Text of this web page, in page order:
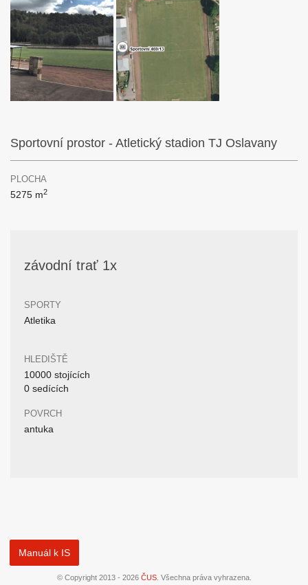
Sportovní prostor - Atletický stadion TJ Oslavany
PLOCHA
5275 m2
závodní trať 1x
SPORTY
Atletika
HLEDIŠTĚ
10000 stojících
0 sedících
POVRCH
antuka
Manuál k IS
© Copyright 2013 - 2026 ČUS. Všechna práva vyhrazena.